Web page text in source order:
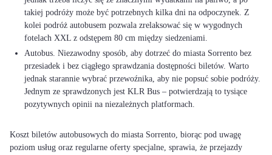
takiej podróży może być potrzebnych kilka dni na odpoczynek. Z
kolei podróż autobusem pozwala zrelaksować się w wygodnych
fotelach XXL z odstępem 80 cm między siedzeniami.
Autobus. Niezawodny sposób, aby dotrzeć do miasta Sorrento bez
przesiadek i bez ciągłego sprawdzania dostępności biletów. Warto
jednak starannie wybrać przewoźnika, aby nie popsuć sobie podróży.
Jednym ze sprawdzonych jest KLR Bus – potwierdzają to tysiące
pozytywnych opinii na niezależnych platformach.
Koszt biletów autobusowych do miasta Sorrento, biorąc pod uwagę
poziom usług oraz regularne oferty specjalne, sprawia, że przejazdy